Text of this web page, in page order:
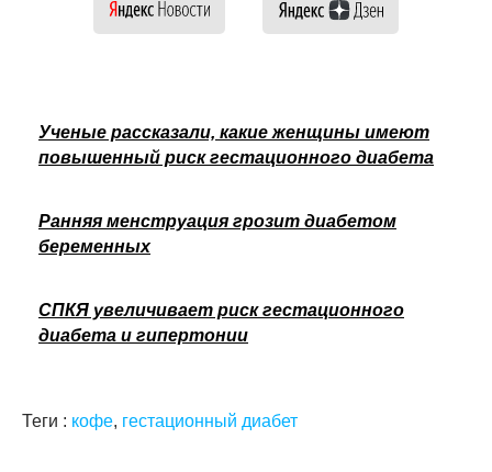
Ученые рассказали, какие женщины имеют
повышенный риск гестационного диабета
Ранняя менструация грозит диабетом
беременных
СПКЯ увеличивает риск гестационного
диабета и гипертонии
Теги : кофе, гестационный диабет